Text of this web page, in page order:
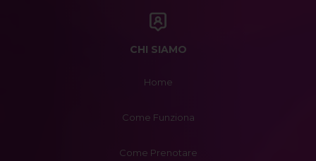
CHI SIAMO
Home
Come Funziona
Come Prenotare